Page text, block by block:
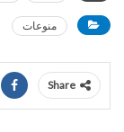
منوعات
Share